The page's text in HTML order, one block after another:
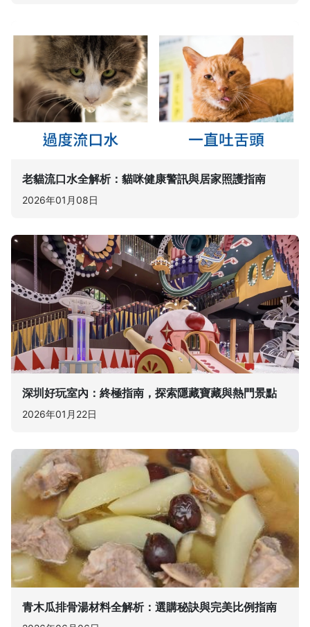
老貓流口水全解析：貓咪健康警訊與居家照護指南
2026年01月08日
深圳好玩室內：終極指南，探索隱藏寶藏與熱門景點
2026年01月22日
青木瓜排骨湯材料全解析：選購秘訣與完美比例指南